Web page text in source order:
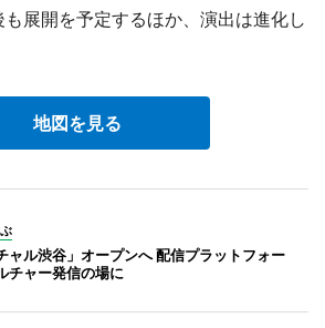
展開を予定するほか、演出は進化し
地図を見る
ャル渋谷」オープンへ 配信プラットフォー
チャー発信の場に